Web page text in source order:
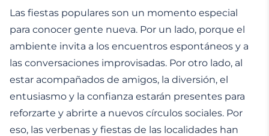
Las fiestas populares son un momento especial
para conocer gente nueva. Por un lado, porque el
ambiente invita a los encuentros espontáneos y a
las conversaciones improvisadas. Por otro lado, al
estar acompañados de amigos, la diversión, el
entusiasmo y la confianza estarán presentes para
reforzarte y abrirte a nuevos círculos sociales. Por
eso, las verbenas y fiestas de las localidades han